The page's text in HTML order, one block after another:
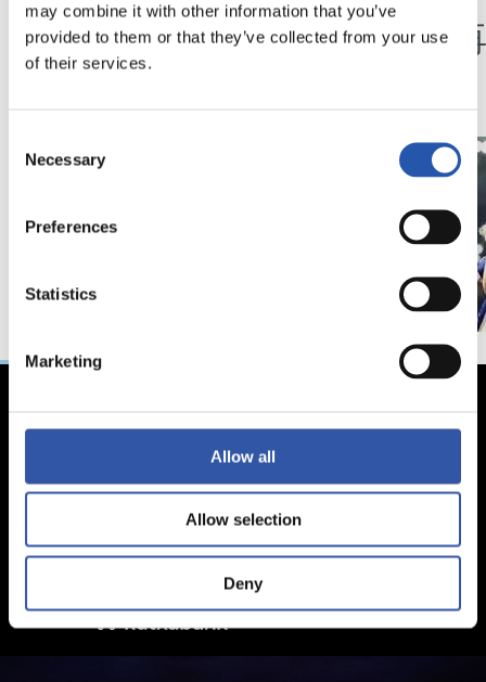
may combine it with other information that you’ve
provided to them or that they’ve collected from your use
of their services.
Selection
Necessary
Preferences
Statistics
Marketing
Allow all
Allow selection
Deny
视频总结
我们晋级了国王杯半决
赛
新闻报道
我们